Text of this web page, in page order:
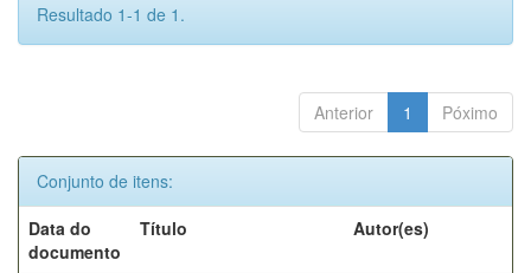
Resultado 1-1 de 1.
Anterior 1 Póximo
Conjunto de itens:
Data do
documento
Título Autor(es)